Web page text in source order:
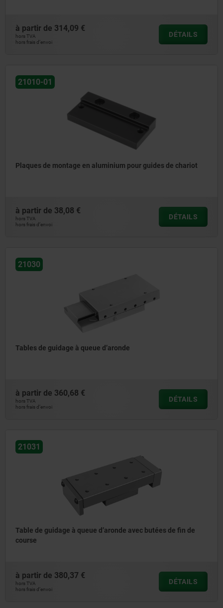
à partir de 314,09 €
hors TVA
hors frais d’envoi
DÉTAILS
21010-01
Plaques de montage en aluminium pour guides de chariot
à partir de 38,08 €
hors TVA
hors frais d’envoi
DÉTAILS
21030
Tables de guidage à queue d’aronde
à partir de 360,68 €
hors TVA
hors frais d’envoi
DÉTAILS
21031
Table de guidage à queue d’aronde avec butées de fin de
course
à partir de 380,37 €
hors TVA
hors frais d’envoi
DÉTAILS